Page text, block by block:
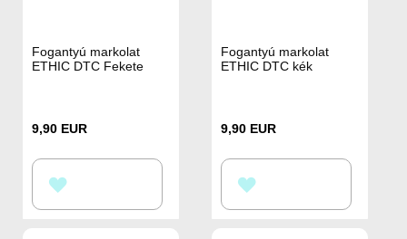
Fogantyú markolat
ETHIC DTC Fekete
9,90 EUR
A
Fogantyú markolat
ETHIC DTC kék
9,90 EUR
A